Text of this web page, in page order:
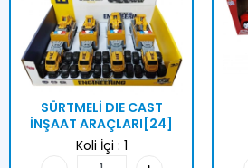
SÜRTMELİ DIE CAST
İNŞAAT ARAÇLARI[24]
Koli İçi : 1